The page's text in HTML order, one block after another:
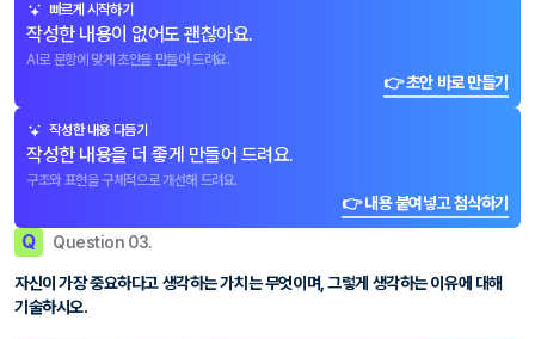
빠르게 시작하기
작성한 내용이 없어도 괜찮아요.
AI로 문항에 맞게 초안을 만들어 드려요.
👉 초안 바로 만들기
작성한 내용 다듬기
작성한 내용을 더 좋게 만들어 드려요.
구조와 표현을 구체적으로 개선해 드려요.
👉 내용 붙여넣고 첨삭하기
Q Question 03.
자신이 가장 중요하다고 생각하는 가치는 무엇이며, 그렇게 생각하는 이유에 대해
기술하시오.